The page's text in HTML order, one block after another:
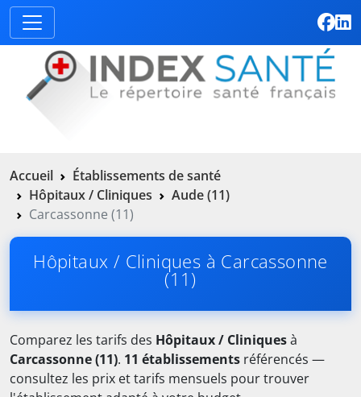
Accueil
Établissements de santé
Hôpitaux / Cliniques
Aude (11)
Carcassonne (11)
Hôpitaux / Cliniques à Carcassonne
(11)
Comparez les tarifs des Hôpitaux / Cliniquesà
Carcassonne (11). 11 établissements référencés —
consultez les prix et tarifs mensuels pour trouver